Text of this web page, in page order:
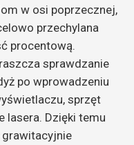
w osi poprzecznej,
przechylana
procentową.
sprawdzanie
po wprowadzeniu
sprzęt
lasera. Dzięki temu
grawitacyjnie